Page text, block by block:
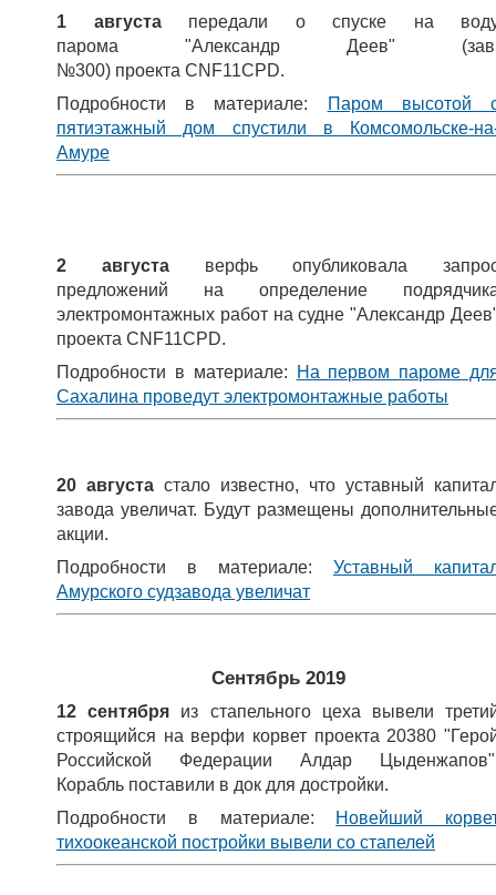
1 августапередали о спуске на
парома "Александр Деев"
№300) проекта CNF11CPD.
Подробности в материале:
Паром высотой
пятиэтажный дом спустили в Комсомольске-
Амуре
2 августаверфь опубликовала
предложений на определение
электромонтажных работ на судне "Александр
проекта CNF11CPD.
Подробности в материале:
На первом пароме
Сахалина проведут электромонтажные работы
20 августа стало известно, что уставный
завода увеличат. Будут размещены
акции.
Подробности в материале: Уставный
Амурского судзавода увеличат
Сентябрь 2019
12 сентября из стапельного цеха вывели
строящийся на верфи корвет проекта 20380
Российской Федерации Алдар
Корабль поставили в док для достройки.
Подробности в материале:
Новейший
тихоокеанской постройки вывели со стапелей